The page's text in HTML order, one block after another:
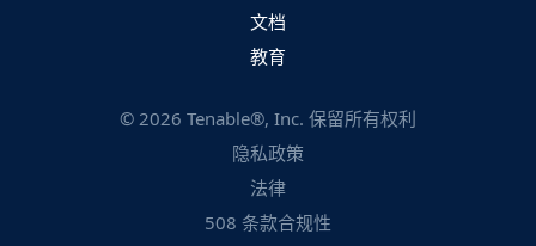
文档
教育
© 2026 Tenable®, Inc. 保留所有权利
隐私政策
法律
508 条款合规性